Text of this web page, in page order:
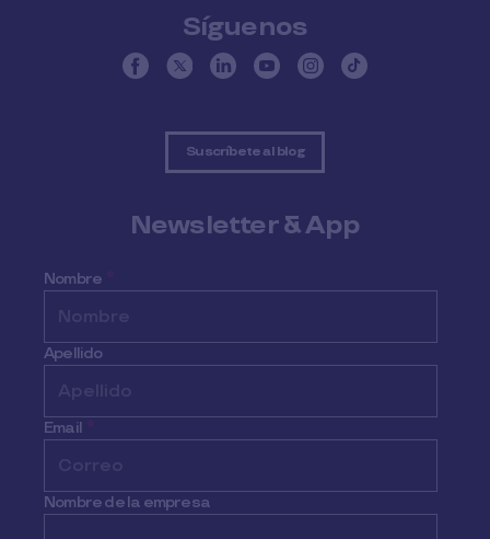
Síguenos
Suscríbete al blog
Newsletter & App
Nombre *
Apellido
Email *
Nombre de la empresa